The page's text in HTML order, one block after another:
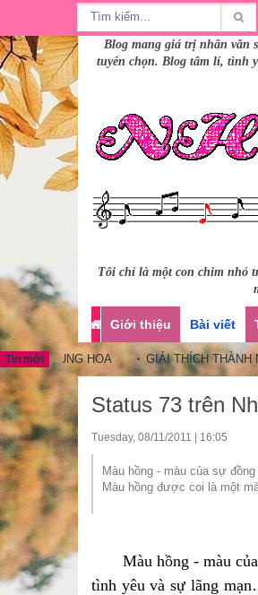
Blog mang giá trị nhân văn
tuyển chọn. Blog tâm lí, tình
Tôi chỉ là một con chim nhỏ
Giới thiệu Bài viết
Tin mới
TRUNG HOA GIẢI THÍCH THÀNH NGỮ
Status 73 trên
Tuesday, 08/11/2011 | 16:05
Màu hồng - màu của sự
Màu hồng được coi là một
Màu hồng - màu của
tình yêu và sự lãng